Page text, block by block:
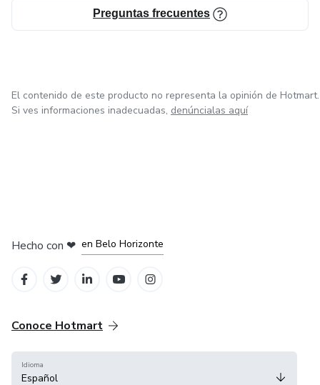
Preguntas frecuentes
El contenido de este producto no representa la opinión de Hotmart.
Si ves informaciones inadecuadas, denúncialas aquí
Hecho con ❤ en Belo Horizonte
Conoce Hotmart
Idioma
Español